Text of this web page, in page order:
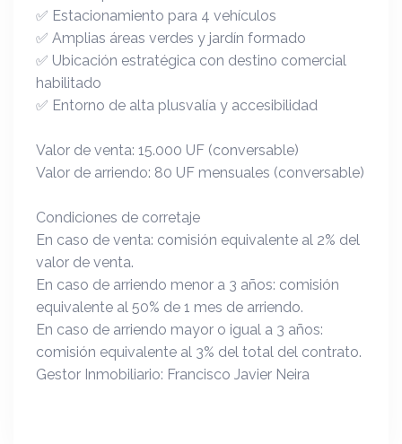
✅ Estacionamiento para 4 vehículos
✅ Amplias áreas verdes y jardín formado
✅ Ubicación estratégica con destino comercial
habilitado
✅ Entorno de alta plusvalía y accesibilidad
Valor de venta: 15.000 UF (conversable)
Valor de arriendo: 80 UF mensuales (conversable)
Condiciones de corretaje
En caso de venta: comisión equivalente al 2% del
valor de venta.
En caso de arriendo menor a 3 años: comisión
equivalente al 50% de 1 mes de arriendo.
En caso de arriendo mayor o igual a 3 años:
comisión equivalente al 3% del total del contrato.
Gestor Inmobiliario: Francisco Javier Neira